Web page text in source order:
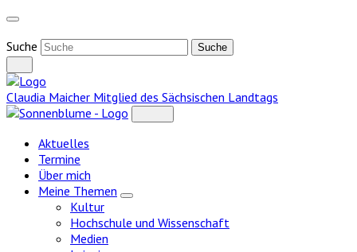
Weiter
Inhalt
Suche
Claudia Maicher Mitglied des Sächsischen Landtags
Aktuelles
Termine
Über mich
Meine Themen
Zeige
Kultur
Hochschule und Wissenschaft
Medien